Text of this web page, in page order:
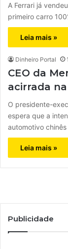
A Ferrari já
primeiro carro
Leia mais »
Dinheiro Portal
CEO da
acirrada
O presidente-
espera que a
automotivo
Leia mais »
Publicidade